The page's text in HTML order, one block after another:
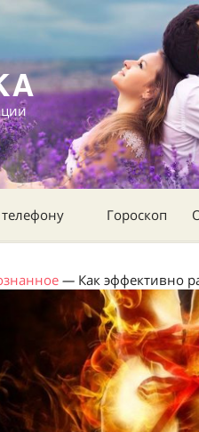
Гороскоп
— Как эффективно